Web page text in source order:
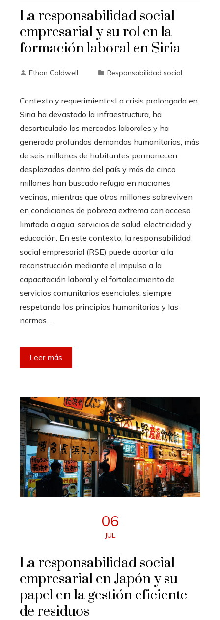
La responsabilidad social
empresarial y su rol en la
formación laboral en Siria
Ethan Caldwell Responsabilidad social
Contexto y requerimientosLa crisis prolongada en
Siria ha devastado la infraestructura, ha
desarticulado los mercados laborales y ha
generado profundas demandas humanitarias; más
de seis millones de habitantes permanecen
desplazados dentro del país y más de cinco
millones han buscado refugio en naciones
vecinas, mientras que otros millones sobreviven
en condiciones de pobreza extrema con acceso
limitado a agua, servicios de salud, electricidad y
educación. En este contexto, la responsabilidad
social empresarial (RSE) puede aportar a la
reconstrucción mediante el impulso a la
capacitación laboral y el fortalecimiento de
servicios comunitarios esenciales, siempre
respetando los principios humanitarios y las
normas…
Leer más
06
JUL
La responsabilidad social
empresarial en Japón y su
papel en la gestión eficiente
de residuos